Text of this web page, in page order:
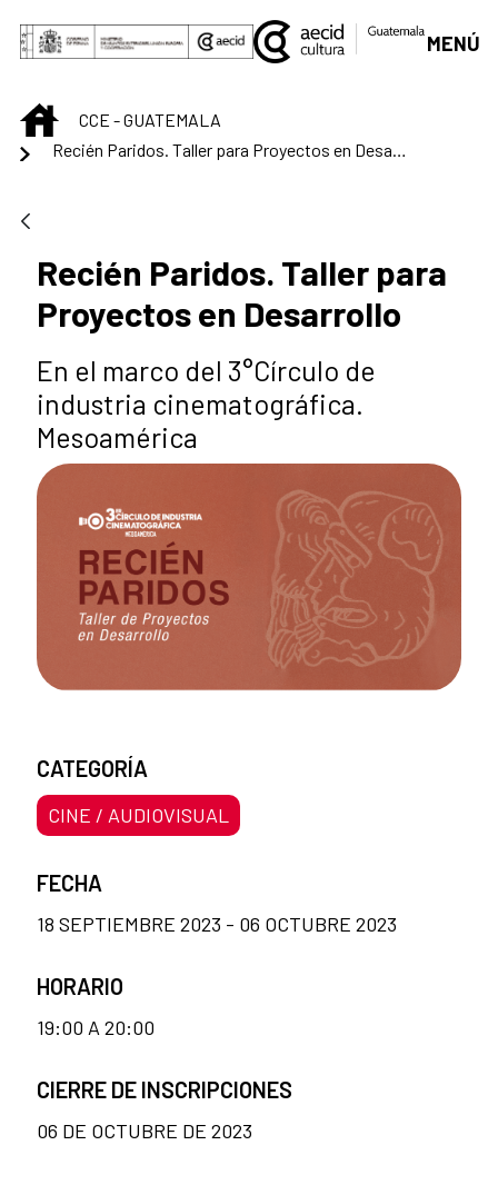
Saltar al contenido principal
MENÚ
INICIOCCE - GUATEMALA
Recién Paridos. Taller para
Proyectos en Desarrollo
En el marco del 3°Círculo de
industria cinematográfica.
Mesoamérica
CATEGORÍA
CINE / AUDIOVISUAL
FECHA
18 SEPTIEMBRE 2023 - 06 OCTUBRE 2023
HORARIO
19:00 A 20:00
CIERRE DE INSCRIPCIONES
06 DE OCTUBRE DE 2023